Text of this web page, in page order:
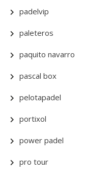
padelvip
paleteros
paquito navarro
pascal box
pelotapadel
portixol
power padel
pro tour